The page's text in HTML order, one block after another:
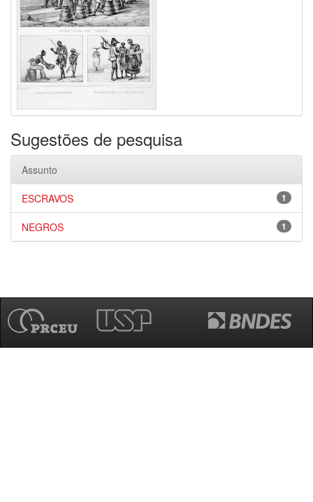
Sugestões de pesquisa
Assunto
1
ESCRAVOS
1
NEGROS